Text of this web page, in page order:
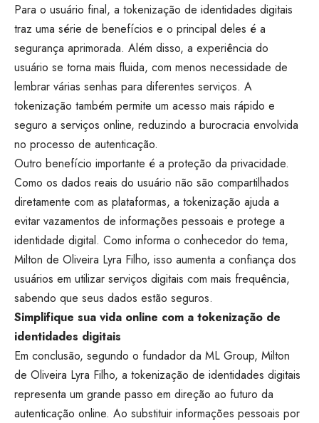
Para o usuário final, a tokenização de identidades digitais
traz uma série de benefícios e o principal deles é a
segurança aprimorada. Além disso, a experiência do
usuário se torna mais fluida, com menos necessidade de
lembrar várias senhas para diferentes serviços. A
tokenização também permite um acesso mais rápido e
seguro a serviços online, reduzindo a burocracia envolvida
no processo de autenticação.
Outro benefício importante é a proteção da privacidade.
Como os dados reais do usuário não são compartilhados
diretamente com as plataformas, a tokenização ajuda a
evitar vazamentos de informações pessoais e protege a
identidade digital. Como informa o conhecedor do tema,
Milton de Oliveira Lyra Filho, isso aumenta a confiança dos
usuários em utilizar serviços digitais com mais frequência,
sabendo que seus dados estão seguros.
Simplifique sua vida online com a tokenização de
identidades digitais
Em conclusão, segundo o fundador da ML Group, Milton
de Oliveira Lyra Filho, a tokenização de identidades digitais
representa um grande passo em direção ao futuro da
autenticação online. Ao substituir informações pessoais por